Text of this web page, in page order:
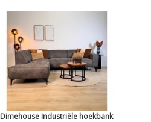
Dimehouse Industriële hoekbank